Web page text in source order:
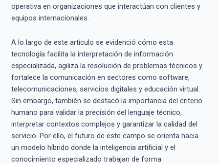
operativa en organizaciones que interactúan con clientes y
equipos internacionales.
A lo largo de este artículo se evidenció cómo esta
tecnología facilita la interpretación de información
especializada, agiliza la resolución de problemas técnicos y
fortalece la comunicación en sectores como software,
telecomunicaciones, servicios digitales y educación virtual.
Sin embargo, también se destacó la importancia del criterio
humano para validar la precisión del lenguaje técnico,
interpretar contextos complejos y garantizar la calidad del
servicio. Por ello, el futuro de este campo se orienta hacia
un modelo híbrido donde la inteligencia artificial y el
conocimiento especializado trabajan de forma